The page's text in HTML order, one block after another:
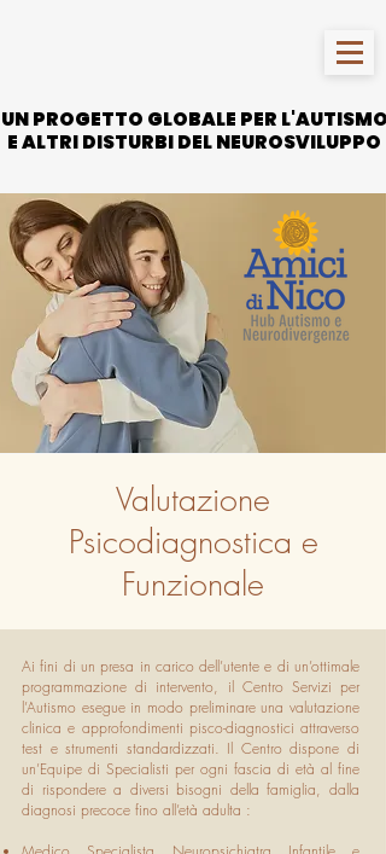
UN PROGETTO GLOBALE PER L'AUTISMO
E ALTRI DISTURBI DEL NEUROSVILUPPO
UN PROGETTO GLOBALE PER L'AUTISMO
E ALTRI DISTURBI DEL NEUROSVILUPPO
Valutazione
Psicodiagnostica e
Funzionale
Ai fini di un presa in carico dell’utente e di un’ottimale
programmazione di intervento, il Centro Servizi per
l’Autismo esegue in modo preliminare una valutazione
clinica e approfondimenti pisco-diagnostici attraverso
test e strumenti standardizzati. Il Centro dispone di
un’Equipe di Specialisti per ogni fascia di età al fine
di rispondere a diversi bisogni della famiglia, dalla
diagnosi precoce fino all’età adulta :